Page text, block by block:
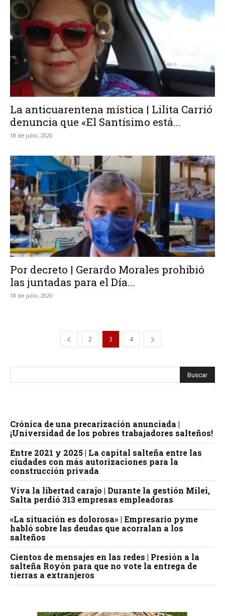
La anticuarentena mística | Lilita Carrió
denuncia que «El Santísimo está...
18 de julio, 2020
Por decreto | Gerardo Morales prohibió
las juntadas para el Día...
18 de julio, 2020
2 3 4
Crónica de una precarización anunciada |
¡Universidad de los pobres trabajadores salteños!
Entre 2021 y 2025 | La capital salteña entre las
ciudades con más autorizaciones para la
construcción privada
Viva la libertad carajo | Durante la gestión Milei,
Salta perdió 313 empresas empleadoras
«La situación es dolorosa» | Empresario pyme
habló sobre las deudas que acorralan a los
salteños
Cientos de mensajes en las redes | Presión a la
salteña Royón para que no vote la entrega de
tierras a extranjeros